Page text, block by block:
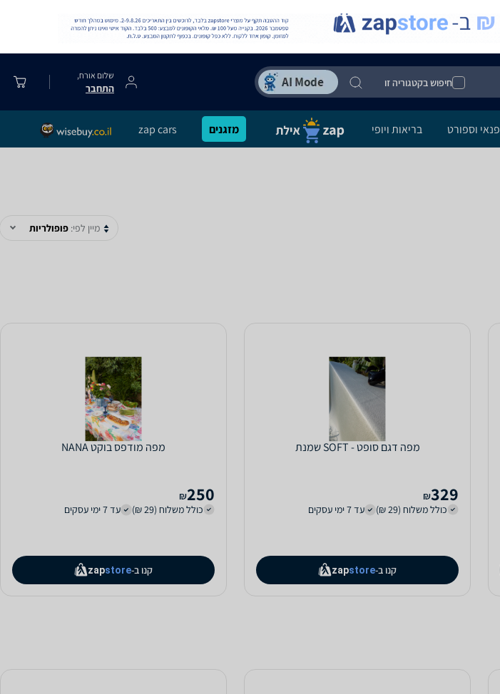
חיפוש בקטגוריה זו
שלום אורח,
התחבר
פנאי וספורט בריאות ויופי מזגנים zap cars
מיין לפי: פופולריות
מפה דגם סופט - SOFT שמנת
329
₪
כולל משלוח (29 ₪)
עד 7 ימי עסקים
קנו ב- zapstore
מפה מודפס בוקט NANA
250
₪
כולל משלוח (29 ₪)
עד 7 ימי עסקים
קנו ב- zapstore